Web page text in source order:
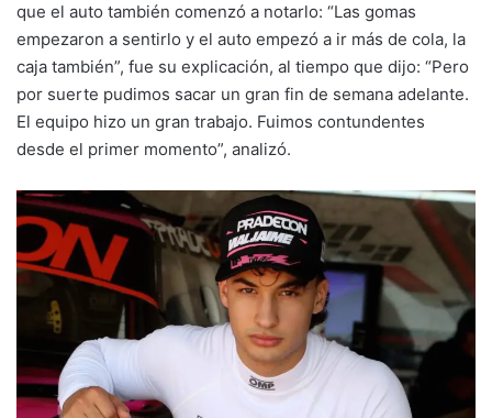
que el auto también comenzó a notarlo: “Las gomas
empezaron a sentirlo y el auto empezó a ir más de cola, la
caja también”, fue su explicación, al tiempo que dijo: “Pero
por suerte pudimos sacar un gran fin de semana adelante.
El equipo hizo un gran trabajo. Fuimos contundentes
desde el primer momento”, analizó.